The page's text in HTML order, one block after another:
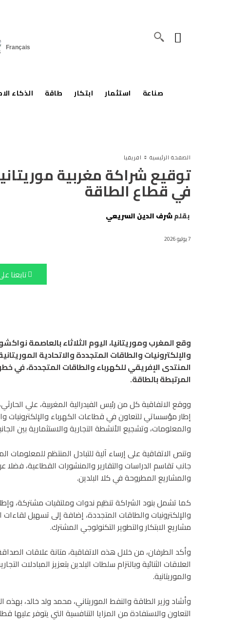
Français
صناعة استثمار ابتكار طاقة الذكاء
الصفحة الرئيسية افريقيا
توقيع شراكة مغربية
في قطاع الطاقة
بقلمشرف الدين السريعي
7 يوليو 2026
تابعنا
وقع المغرب وموريتانيا، اليوم الثلاثاء بالعاصمة
والإلكترونيات والطاقات المتجددة والاتحادية
المنتدى الإفريقي للكهرباء والطاقات المتجددة، في
المرتبطة بالطاقة.
ووقع الاتفاقية كل من رئيس الفيدرالية المغربية، علي
إطار مؤسساتي للتعاون في قطاعات الكهرباء والإلكترونيات
والمعلومات، وتشجيع الأنشطة التجارية والاستثمارية بين
وتنص الاتفاقية على إرساء آلية للتبادل المنتظم للمعلومات
جانب تقاسم الدراسات والتقارير والمنشورات القطاعية،
والمشاريع المطروحة في كلا البلدين.
كما تشمل بنود الشراكة تنظيم ندوات وملتقيات مشتركة،
والإلكترونيات والطاقات المتجددة، إضافة إلى تسهيل لقاءات
مشاريع الابتكار والتطوير التكنولوجي المشترك.
وأكد الطرفان، من خلال هذه الاتفاقية، متانة علاقات
العلاقات الثنائية وبالتزام سلطات البلدين بتعزيز المبادلات
والموريتانية.
وأشاد وزير الطاقة والنفط الموريتاني، محمد ولد خالد،
التعاون والاستفادة من المزايا التنافسية التي يتوفر عليها